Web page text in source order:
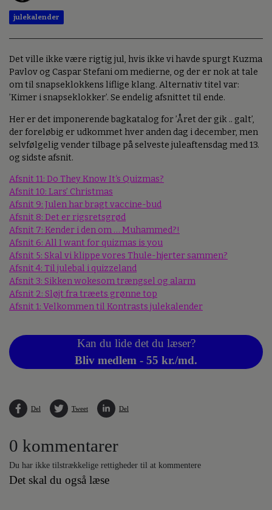
julekalender
Det ville ikke være rigtig jul, hvis ikke vi havde spurgt Kuzma
Pavlov og Caspar Stefani om medierne, og der er nok at tale
om til snapseklokkens liflige klang. Alternativ titel var:
’Kimer i snapseklokker’. Se endelig afsnittet til ende.
Her er det imponerende bagkatalog for ’Året der gik .. galt’,
der foreløbig er udkommet hver anden dag i december, men
selvfølgelig vender tilbage på selveste juleaftensdag med 13.
og sidste afsnit.
Afsnit 11: Do They Know It‘s Quizmas?
Afsnit 10: Lars’ Christmas
Afsnit 9: Julen har bragt vaccine-bud
Afsnit 8: Det er rigsretsgrød
Afsnit 7: Kender i den om … Muhammed?!
Afsnit 6: All I want for quizmas is you
Afsnit 5: Skal vi klippe vores Thule-hjerter sammen?
Afsnit 4: Til julebal i quizzeland
Afsnit 3: Sikken wokesom trængsel og alarm
Afsnit 2: Sløjt fra træets grønne top
Afsnit 1: Velkommen til Kontrasts julekalender
Kan du lide det du læser?
Bliv medlem - 55 kr./md.
Del Tweet Del
0 kommentarer
Du har ikke tilstrækkelige rettigheder til at kommentere
Det skal du også læse